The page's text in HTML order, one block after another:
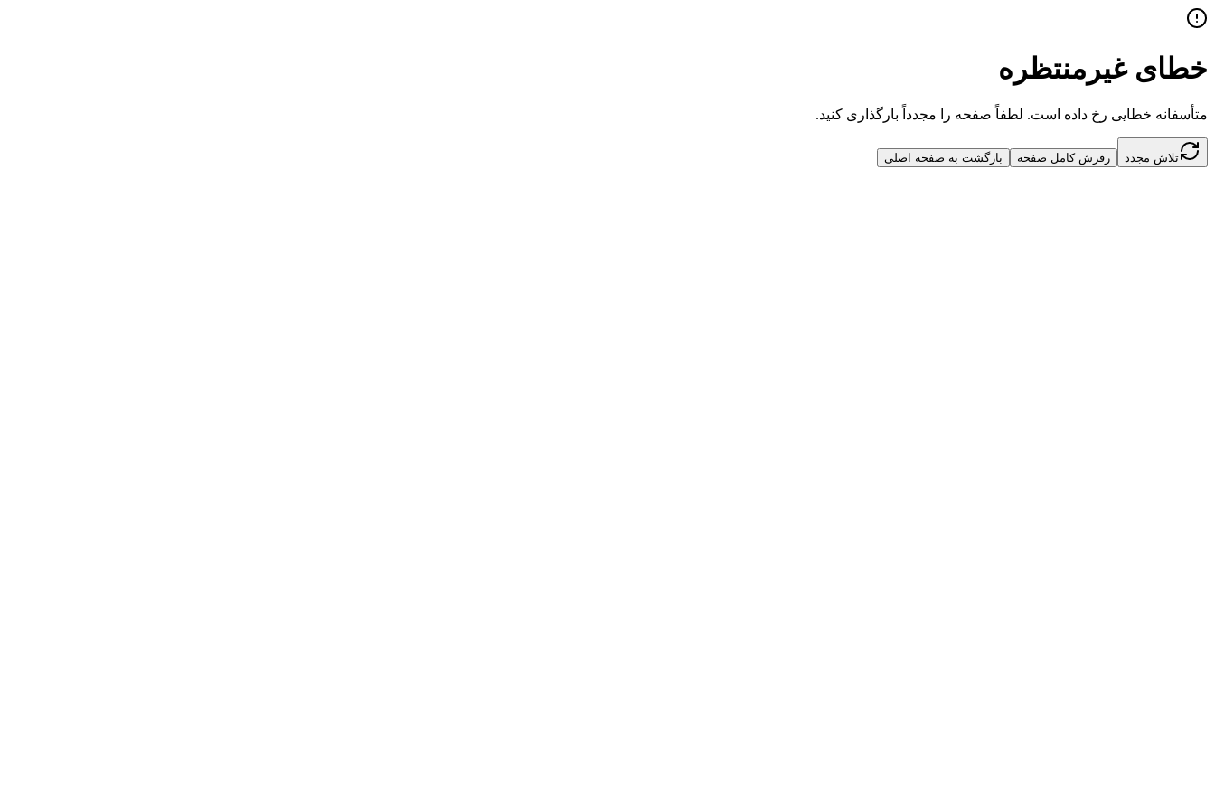
خطای غیرمنتظره
متأسفانه خطایی رخ داده است. لطفاً صفحه را مجدداً بارگذاری کنید.
تلاش مجدد رفرش کامل صفحه بازگشت به صفحه اصلی